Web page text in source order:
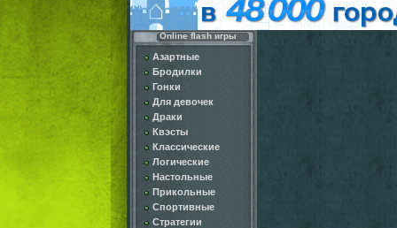
Online flash игры
Азартные
Бродилки
Гонки
Для девочек
Драки
Квэсты
Классические
Логические
Настольные
Прикольные
Спортивные
Стратегии